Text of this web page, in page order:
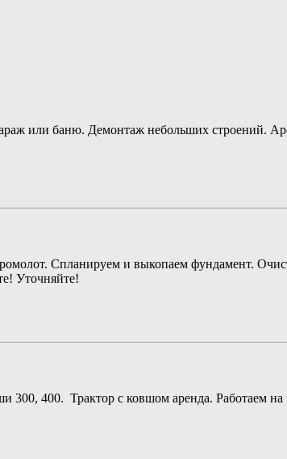
или баню. Демонтаж небольших строений.
Спланируем и выкопаем фундамент.
Уточняйте!
300, 400. Трактор с ковшом аренда. Работаем